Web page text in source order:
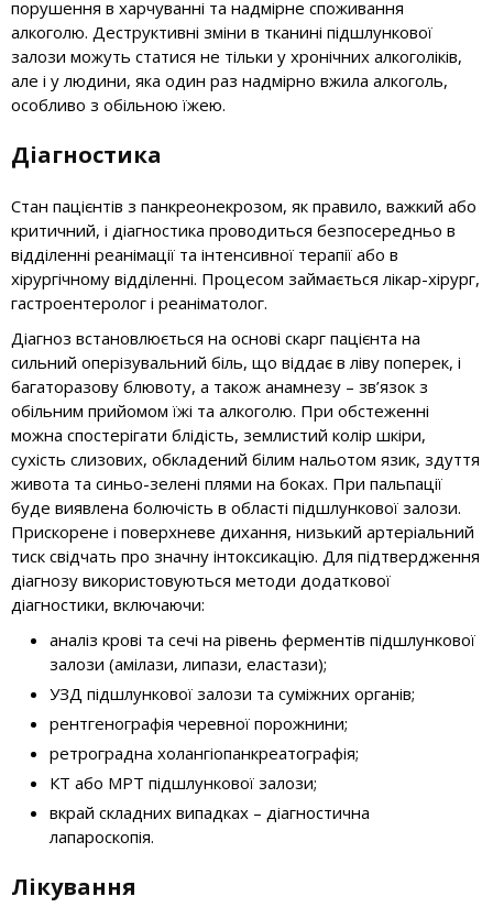
порушення в харчуванні та надмірне споживання
алкоголю. Деструктивні зміни в тканині підшлункової
залози можуть статися не тільки у хронічних алкоголіків,
але і у людини, яка один раз надмірно вжила алкоголь,
особливо з обільною їжею.
Діагностика
Стан пацієнтів з панкреонекрозом, як правило, важкий або
критичний, і діагностика проводиться безпосередньо в
відділенні реанімації та інтенсивної терапії або в
хірургічному відділенні. Процесом займається лікар-хірург,
гастроентеролог і реаніматолог.
Діагноз встановлюється на основі скарг пацієнта на
сильний оперізувальний біль, що віддає в ліву поперек, і
багаторазову блювоту, а також анамнезу – зв’язок з
обільним прийомом їжі та алкоголю. При обстеженні
можна спостерігати блідість, землистий колір шкіри,
сухість слизових, обкладений білим нальотом язик, здуття
живота та синьо-зелені плями на боках. При пальпації
буде виявлена болючість в області підшлункової залози.
Прискорене і поверхневе дихання, низький артеріальний
тиск свідчать про значну інтоксикацію. Для підтвердження
діагнозу використовуються методи додаткової
діагностики, включаючи:
аналіз крові та сечі на рівень ферментів підшлункової
залози (амілази, липази, еластази);
УЗД підшлункової залози та суміжних органів;
рентгенографія черевної порожнини;
ретроградна холангіопанкреатографія;
КТ або МРТ підшлункової залози;
вкрай складних випадках – діагностична
лапароскопія.
Лікування